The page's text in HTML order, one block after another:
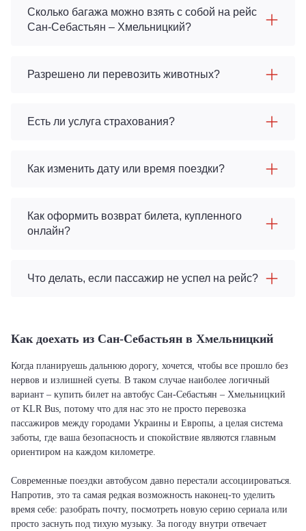
Сколько багажа можно взять с собой на рейс
Сан-Себастьян – Хмельницкий?
Разрешено ли перевозить животных?
Есть ли услуга страхования?
Как изменить дату или время поездки?
Как оформить возврат билета, купленного
онлайн?
Что делать, если пассажир не успел на рейс?
Как доехать из Сан-Себастьян в Хмельницкий
Когда планируешь дальнюю дорогу, хочется, чтобы все прошло без
нервов и излишней суеты. В таком случае наиболее логичный
вариант – купить билет на автобус Сан-Себастьян – Хмельницкий
от KLR Bus, потому что для нас это не просто перевозка
пассажиров между городами Украины и Европы, а целая система
заботы, где ваша безопасность и спокойствие являются главным
ориентиром на каждом километре.
Современные поездки автобусом давно перестали ассоциироваться.
Напротив, это та самая редкая возможность наконец-то уделить
время себе: разобрать почту, посмотреть новую серию сериала или
просто заснуть под тихую музыку. За погоду внутри отвечает